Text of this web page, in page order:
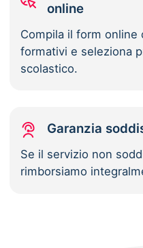
online
Compila il form online
formativi e seleziona
scolastico.
Garanzia
Se il servizio non
rimborsiamo